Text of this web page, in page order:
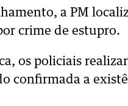
a PM
crime de estupro.
os policiais
confirmada a